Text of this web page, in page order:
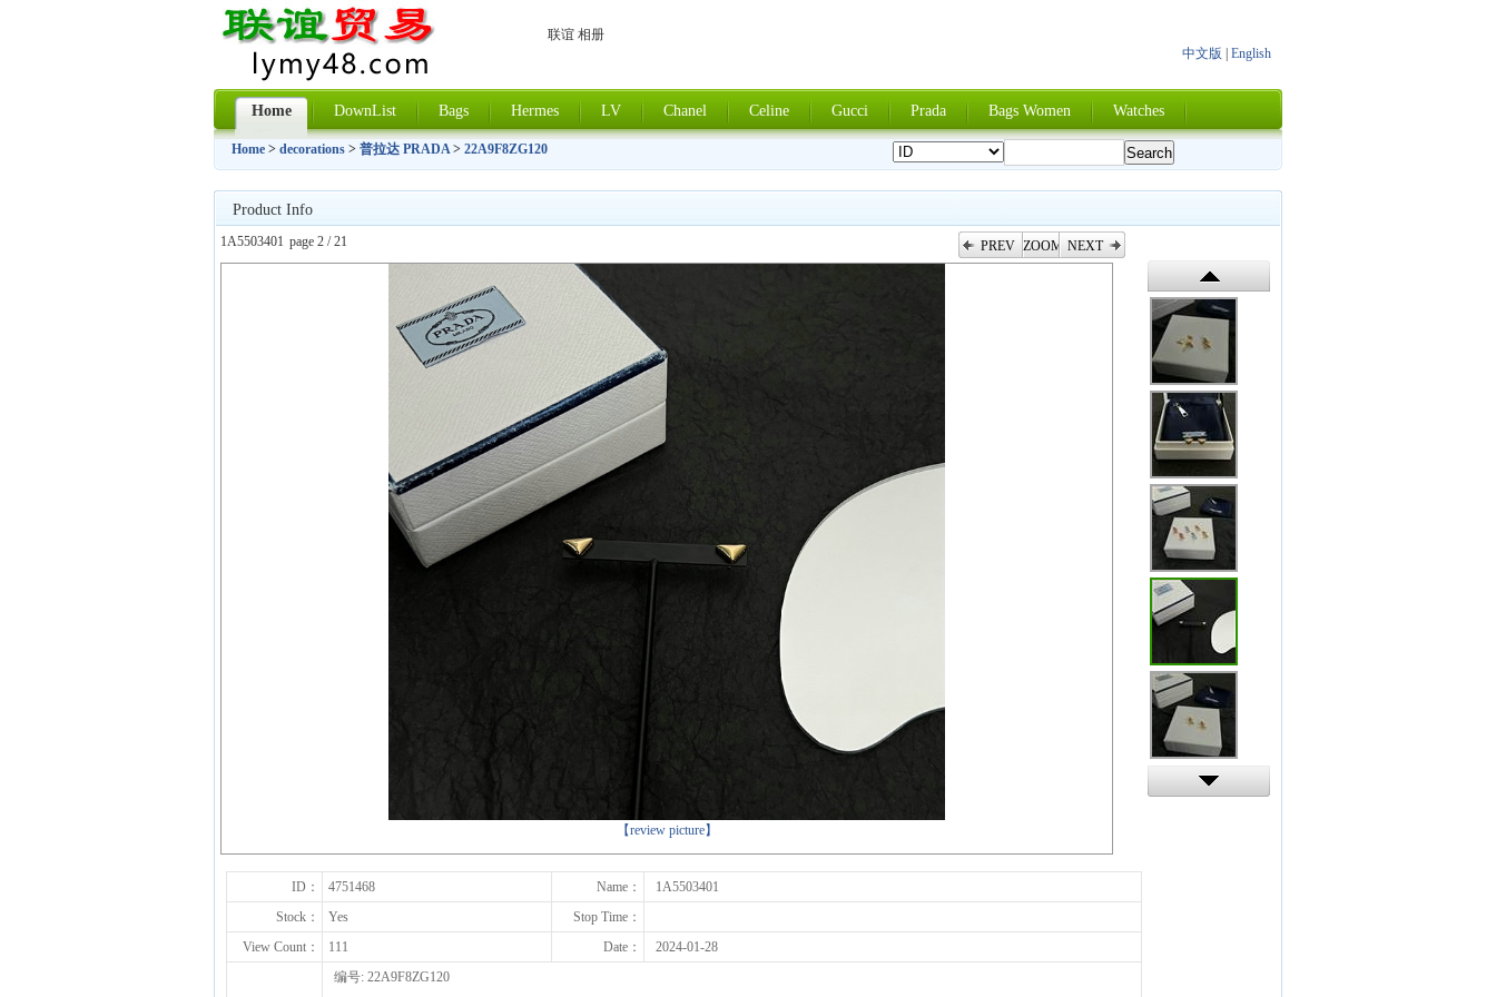
联谊 相册
中文版
English
Home DownList Bags Hermes LV Chanel Celine Gucci Prada Bags Women Watches
Home > decorations > 普拉达 PRADA> 22A9F8ZG120
Product Info
1A5503401 page 2 / 21 PREV ZOOM NEXT
【review picture】
ID： 4751468 Name：
1A5503401
Stock：
Yes
Stop Time：
View Count：
111 Date：
2024-01-28
编号: 22A9F8ZG120